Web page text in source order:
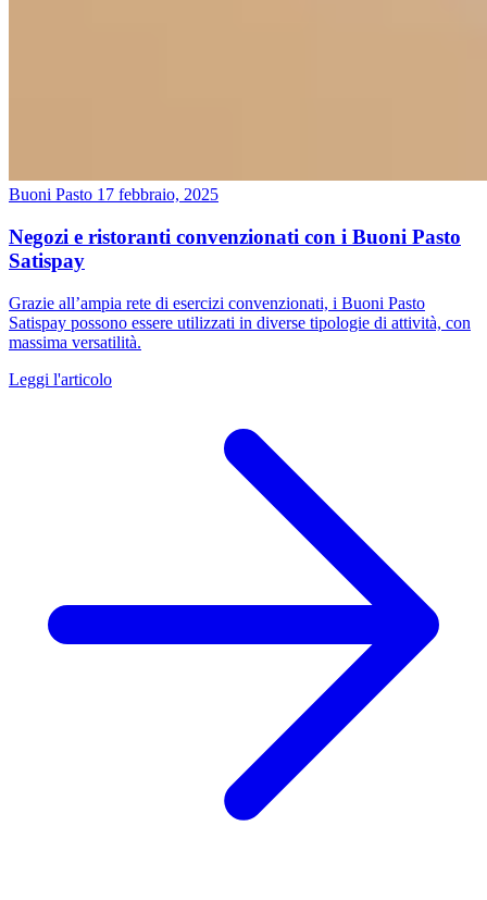
Buoni Pasto 17 febbraio, 2025
Negozi e ristoranti convenzionati con i Buoni Pasto
Satispay
Grazie all’ampia rete di esercizi convenzionati, i Buoni Pasto
Satispay possono essere utilizzati in diverse tipologie di attività, con
massima versatilità.
Leggi l'articolo